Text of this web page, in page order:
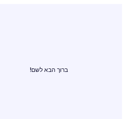
ברוך הבא לשם!